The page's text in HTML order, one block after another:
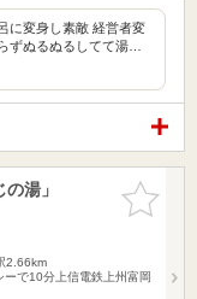
に変身し素敵 経営者変
ずぬるぬるしてて湯…
お気に入
りに追加
湯」
2.66km
で10分上信電鉄上州富岡